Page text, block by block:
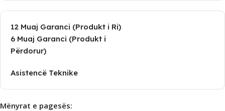
12 Muaj Garanci (Produkt i Ri)
6 Muaj Garanci (Produkt i
Përdorur)
Asistencë Teknike
Mënyrat e pagesës: